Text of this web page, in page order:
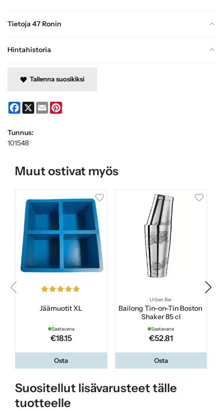
Tietoja 47 Ronin
Hintahistoria
Tallenna suosikiksi
Facebook
X Email
Tunnus:
101548
Muut ostivat myös
Jäämuotit XL
Saatavana
€18.15
Osta
Urban Bar
Bailong Tin-on-Tin Boston
Shaker 85 cl
Saatavana
€52.81
Osta
Suositellut lisävarusteet tälle
tuotteelle